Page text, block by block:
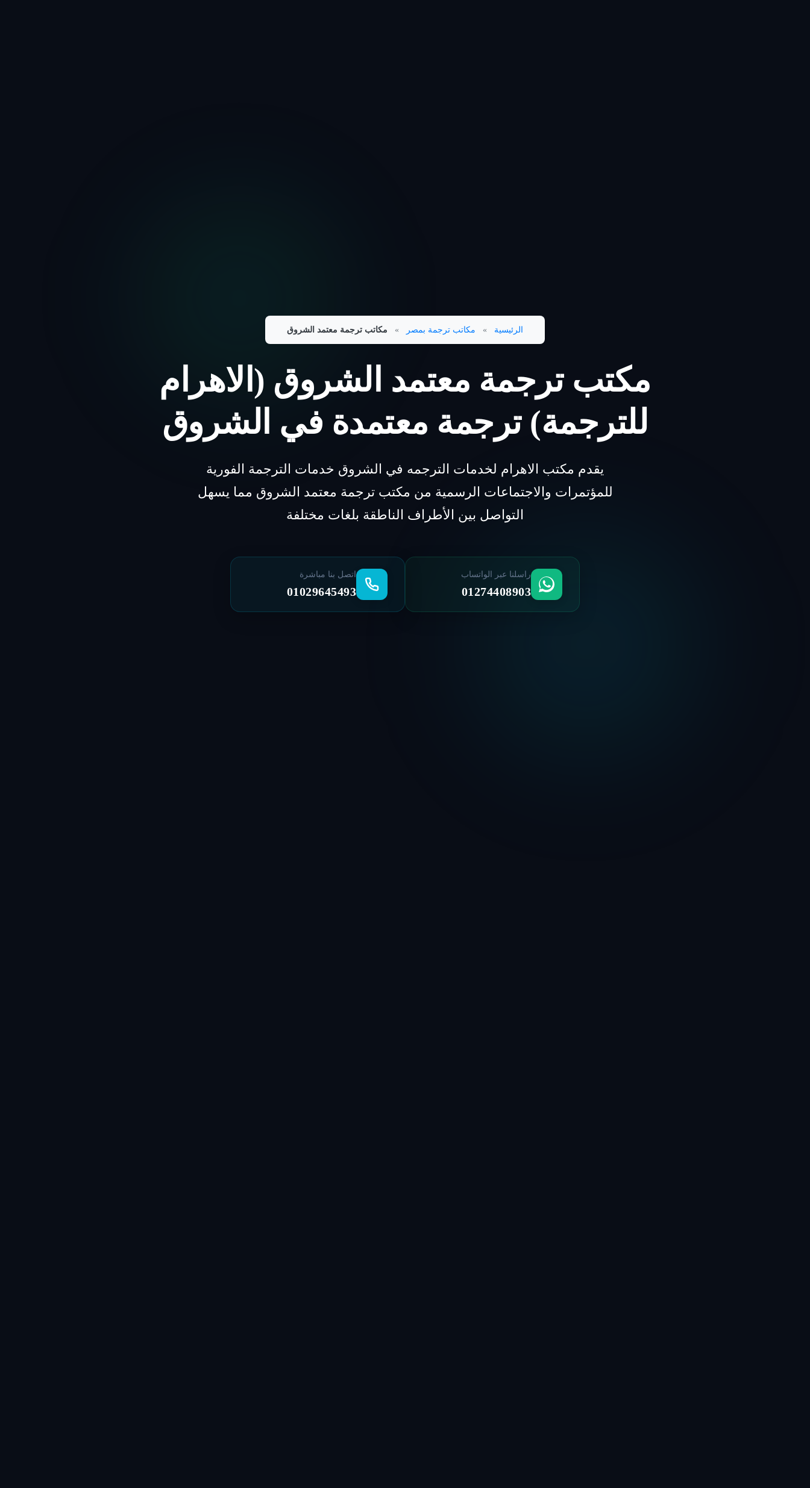
الرئيسية » مكاتب ترجمة بمصر » مكاتب ترجمة معتمد الشروق
مكتب ترجمة معتمد الشروق (الاهرام
للترجمة) ترجمة معتمدة في الشروق
يقدم مكتب الاهرام لخدمات الترجمه في الشروق خدمات الترجمة الفورية
للمؤتمرات والاجتماعات الرسمية من مكتب ترجمة معتمد الشروق مما يسهل
التواصل بين الأطراف الناطقة بلغات مختلفة
راسلنا عبر الواتساب
01274408903
اتصل بنا مباشرة
01029645493